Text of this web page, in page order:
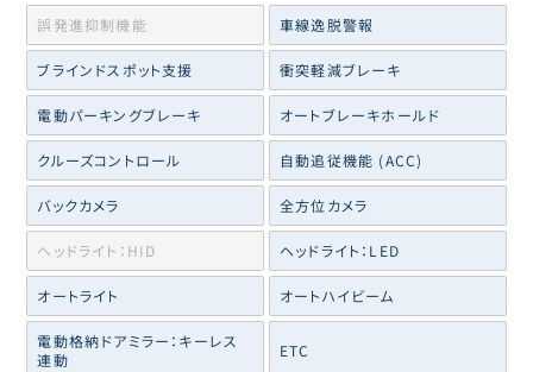
誤発進抑制機能 車線逸脱警報
ブラインドスポット支援 衝突軽減ブレーキ
電動パーキングブレーキ オートブレーキホールド
クルーズコントロール 自動追従機能 (ACC)
バックカメラ 全方位カメラ
ヘッドライト：HID ヘッドライト：LED
オートライト オートハイビーム
電動格納ドアミラー：キーレス
連動
ETC